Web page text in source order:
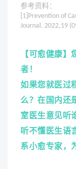
参考资料：
[1] Prevention of
Journal. 2022,19
【可愈健康】
者！
如果您就医过
么？在国内还
室医生意见听
听不懂医生语
系小愈专家，